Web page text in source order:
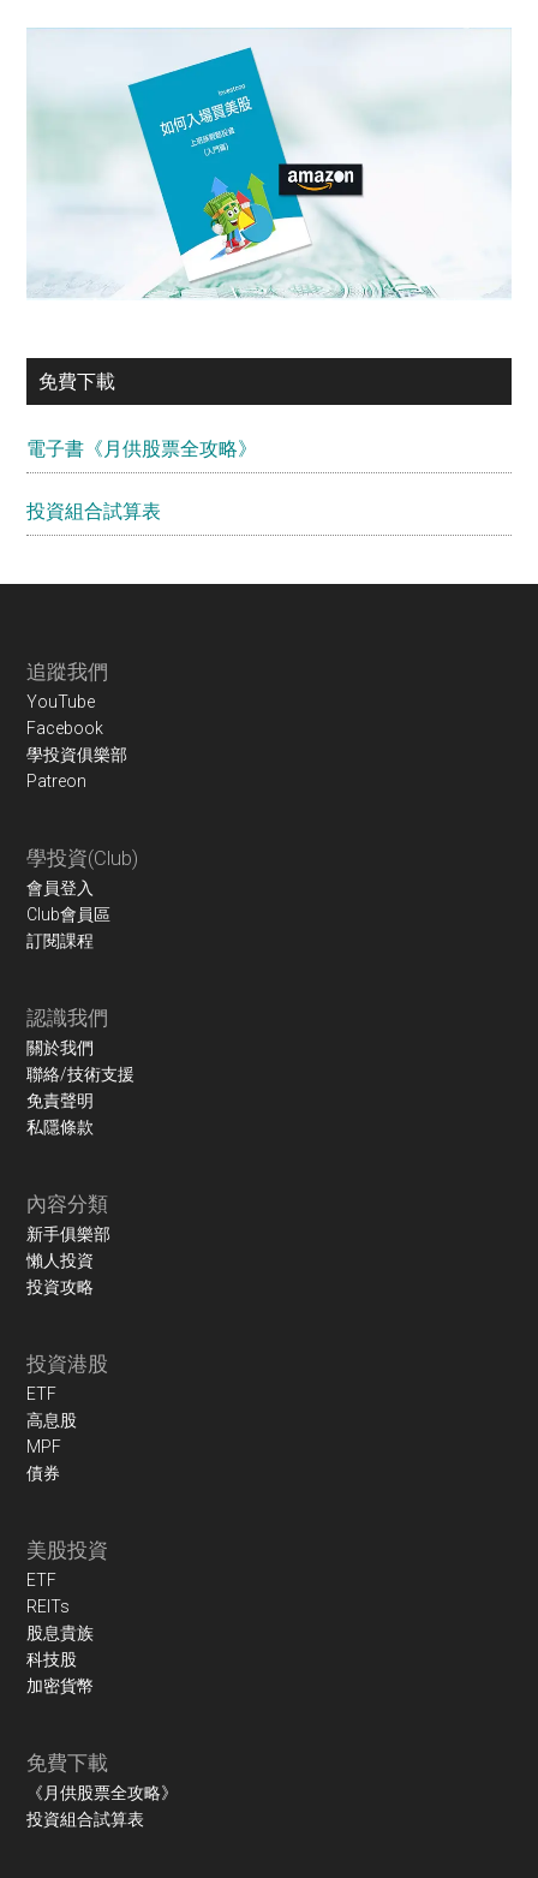
免費下載
電子書《月供股票全攻略》
投資組合試算表
Footer
追蹤我們
YouTube
Facebook
學投資俱樂部
Patreon
學投資(Club)
會員登入
Club會員區
訂閱課程
認識我們
關於我們
聯絡/技術支援
免責聲明
私隱條款
內容分類
新手俱樂部
懶人投資
投資攻略
投資港股
ETF
高息股
MPF
債券
美股投資
ETF
REITs
股息貴族
科技股
加密貨幣
免費下載
《月供股票全攻略》
投資組合試算表